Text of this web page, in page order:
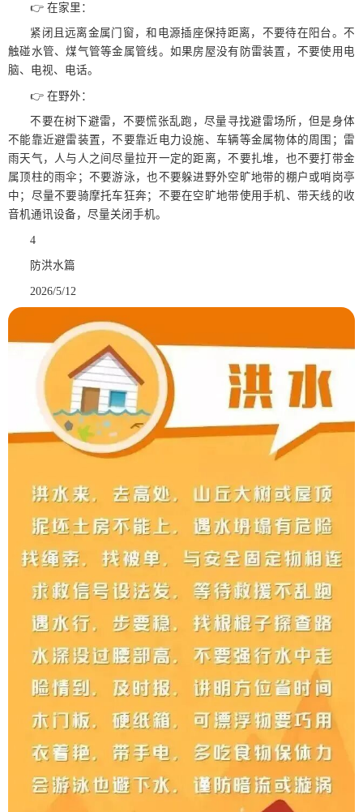
👉 在家里：
紧闭且远离金属门窗，和电源插座保持距离，不要待在阳台。不
触碰水管、煤气管等金属管线。如果房屋没有防雷装置，不要使用电
脑、电视、电话。
👉 在野外：
不要在树下避雷，不要慌张乱跑，尽量寻找避雷场所，但是身体
不能靠近避雷装置，不要靠近电力设施、车辆等金属物体的周围；雷
雨天气，人与人之间尽量拉开一定的距离，不要扎堆，也不要打带金
属顶柱的雨伞；不要游泳，也不要躲进野外空旷地带的棚户或哨岗亭
中；尽量不要骑摩托车狂奔；不要在空旷地带使用手机、带天线的收
音机通讯设备，尽量关闭手机。
4
防洪水篇
2026/5/12